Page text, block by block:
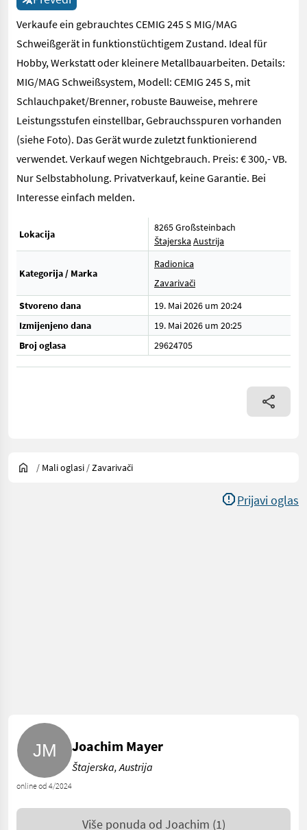
Verkaufe ein gebrauchtes CEMIG 245 S MIG/MAG
Schweißgerät in funktionstüchtigem Zustand. Ideal für
Hobby, Werkstatt oder kleinere Metallbauarbeiten. Details:
MIG/MAG Schweißsystem, Modell: CEMIG 245 S, mit
Schlauchpaket/Brenner, robuste Bauweise, mehrere
Leistungsstufen einstellbar, Gebrauchsspuren vorhanden
(siehe Foto). Das Gerät wurde zuletzt funktionierend
verwendet. Verkauf wegen Nichtgebrauch. Preis: € 300,- VB.
Nur Selbstabholung. Privatverkauf, keine Garantie. Bei
Interesse einfach melden.
Lokacija
8265 Großsteinbach
Štajerska Austrija
Kategorija / Marka
Radionica
Zavarivači
Stvoreno dana
19. Mai 2026 um 20:24
Izmijenjeno dana
19. Mai 2026 um 20:25
Broj oglasa
29624705
/ Mali oglasi /Zavarivači
Prijavi oglas
online od 4/2024
Joachim Mayer
Štajerska, Austrija
Više ponuda od Joachim (1)